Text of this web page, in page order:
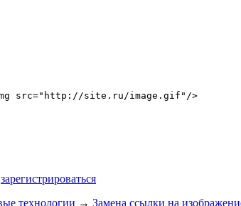
src="http://site.ru/image.gif"/>
зарегистрироваться
технологии → Замена ссылки на